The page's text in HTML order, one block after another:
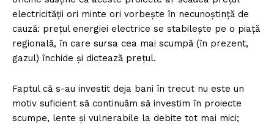
electricității ori minte ori vorbește în necunoștință de
cauză: prețul energiei electrice se stabilește pe o piață
regională, în care sursa cea mai scumpă (în prezent,
gazul) închide și dictează prețul.
Faptul că s-au investit deja bani în trecut nu este un
motiv suficient să continuăm să investim în proiecte
scumpe, lente și vulnerabile la debite tot mai mici;